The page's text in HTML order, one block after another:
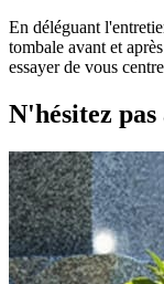
En déléguant
tombale avant et
essayer de vous
N'hésitez